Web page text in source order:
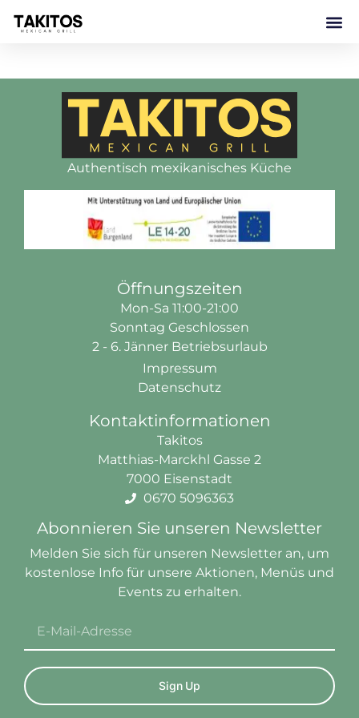
Authentisch mexikanisches Küche
Öffnungszeiten
Mon-Sa 11:00-21:00
Sonntag Geschlossen
2 - 6. Jänner Betriebsurlaub
Impressum
Datenschutz
Kontaktinformationen
Takitos
Matthias-Marckhl Gasse 2
7000 Eisenstadt
0670 5096363
Abonnieren Sie unseren Newsletter
Melden Sie sich für unseren Newsletter an, um
kostenlose Info für unsere Aktionen, Menüs und
Events zu erhalten.
Sign Up